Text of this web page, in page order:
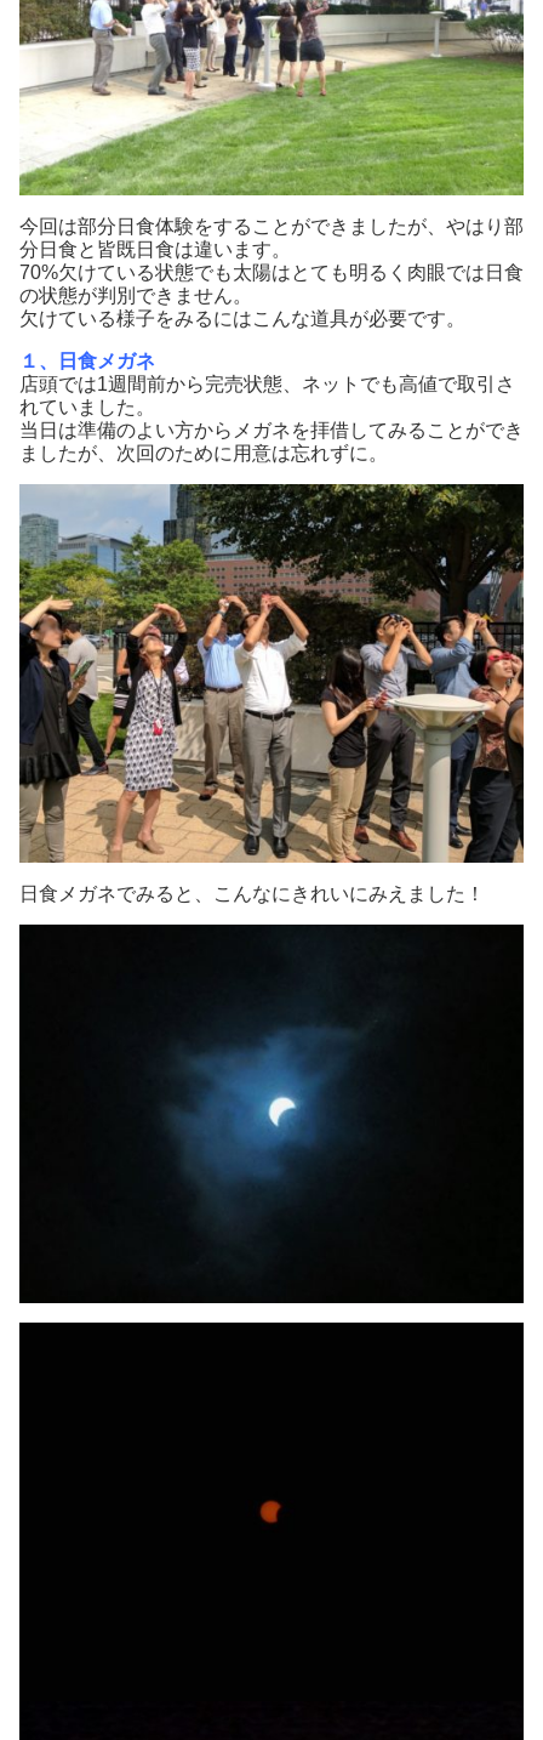
今回は部分日食体験をすることができましたが、やはり部
分日食と皆既日食は違います。
70%欠けている状態でも太陽はとても明るく肉眼では日食
の状態が判別できません。
欠けている様子をみるにはこんな道具が必要です。
１、日食メガネ
店頭では1週間前から完売状態、ネットでも高値で取引さ
れていました。
当日は準備のよい方からメガネを拝借してみることができ
ましたが、次回のために用意は忘れずに。
日食メガネでみると、こんなにきれいにみえました！